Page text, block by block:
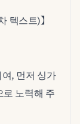
텍스트)】
, 먼저 싱가
로 노력해 주